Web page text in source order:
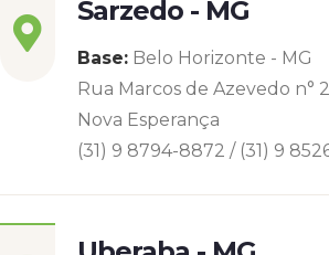
Sarzedo - MG
Base: Belo Horizonte - MG
Rua Marcos de Azevedo n°
Nova Esperança
(31) 9 8794-8872 / (31) 9